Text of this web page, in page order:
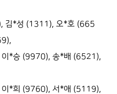
김*성 (1311), 오*호 (665
*승 (9970), 송*배 (6521),
*희 (9760), 서*애 (5119),